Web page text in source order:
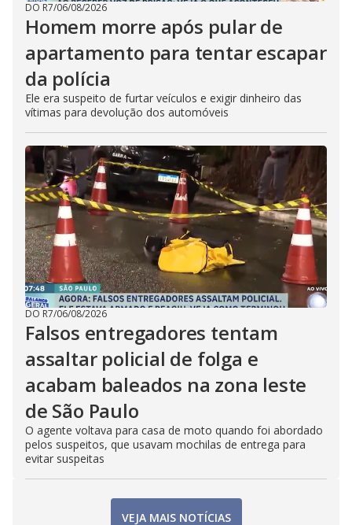
DO R7/06/08/2026
Homem morre após pular de
apartamento para tentar escapar
da polícia
Ele era suspeito de furtar veículos e exigir dinheiro das
vítimas para devolução dos automóveis
DO R7/06/08/2026
Falsos entregadores tentam
assaltar policial de folga e
acabam baleados na zona leste
de São Paulo
O agente voltava para casa de moto quando foi abordado
pelos suspeitos, que usavam mochilas de entrega para
evitar suspeitas
VEJA MAIS NOTÍCIAS